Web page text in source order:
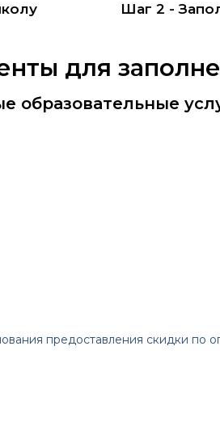
Шаг 2 -
для
образовательные
предоставления скидки по